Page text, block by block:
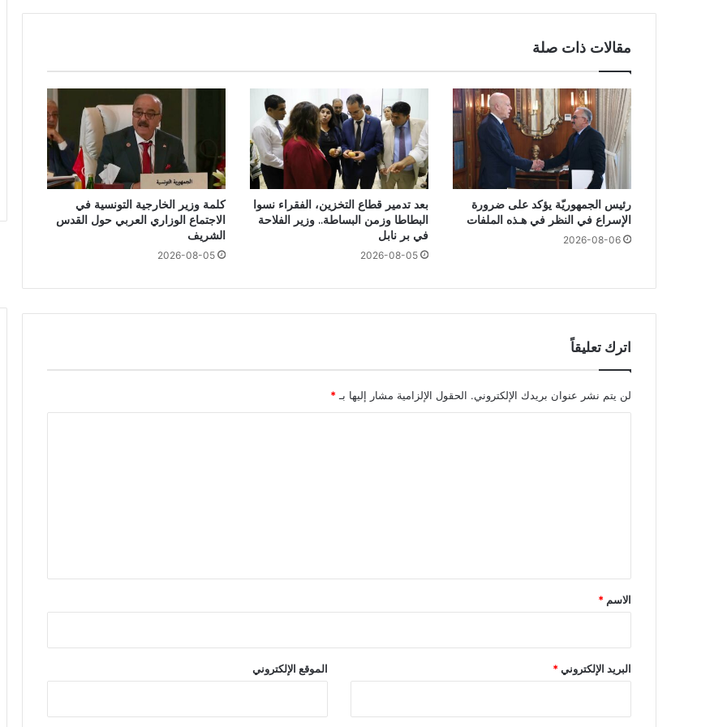
مقالات ذات صلة
رئيس الجمهوريّة يؤكد على ضرورة
الإسراع في النظر في هـذه الملفات
2026-08-06
بعد تدمير قطاع التخزين، الفقراء نسوا
البطاطا وزمن البساطة.. وزير الفلاحة
في بر نابل
2026-08-05
كلمة وزير الخارجية التونسية في
الاجتماع الوزاري العربي حول القدس
الشريف
2026-08-05
اترك تعليقاً
لن يتم نشر عنوان بريدك الإلكتروني. الحقول الإلزامية مشار إليها بـ *
*
الاسم *
البريد الإلكتروني* الموقع الإلكتروني